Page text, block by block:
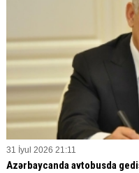
31 İyul 2026 21:11
Azərbaycanda avtobusda